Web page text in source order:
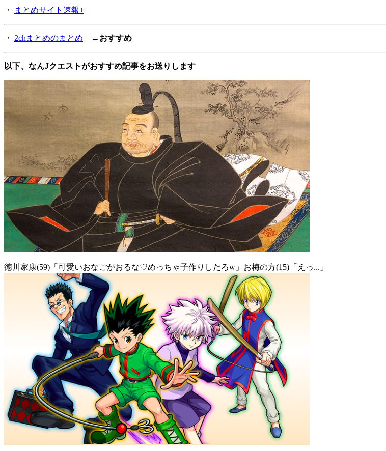
・ まとめサイト速報+
・ 2chまとめのまとめ ←おすすめ
以下、なんJクエストがおすすめ記事をお送りします
徳川家康(59)「可愛いおなごがおるな♡めっちゃ子作りしたろw」お梅の方(15)「えっ...」